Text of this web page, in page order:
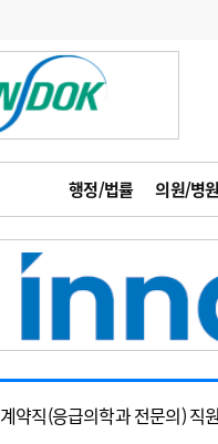
행정/법률 의원/병원
금주의 검
1
의사인
3
AI의료
4
전공의
인사
초대석
포토뉴스
지역병원
행정처분
2026년 하반기 인턴 모집
마취통증의학과 임기제 임상
계약직(응급의학과 전문의) 직